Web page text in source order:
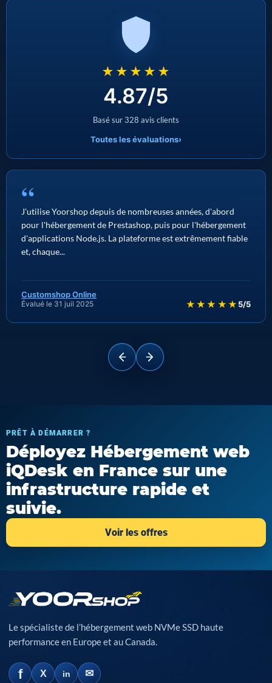
★★★★★
4.87/5
Basé sur 328 avis clients
Toutes les évaluations›
“
J'utilise Yoorshop depuis de nombreuses années, d'abord
pour l'hébergement de Prestashop, puis pour l'hébergement
d'applications Node.js. La plateforme est extrêmement fiable
et, chaque...
Customshop Online
Évalué le 31 juil 2025 ★★★★★ 5/5
PRÊT À DÉMARRER ?
Déployez Hébergement web
iQDesk en France sur une
infrastructure rapide et
suivie.
Voir les offres
Le spécialiste de l’hébergement web NVMe SSD haute
performance en Europe et au Canada.
f X in ✉